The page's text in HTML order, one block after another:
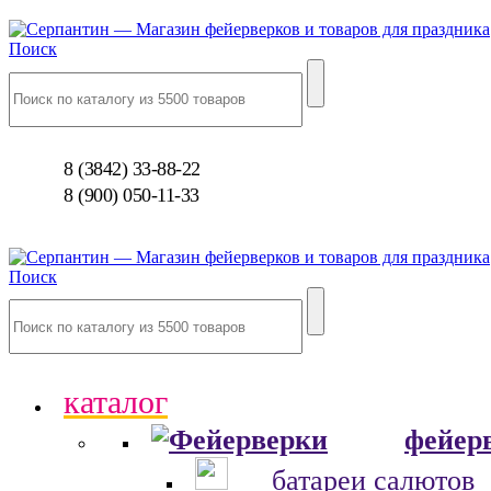
Поиск
8 (3842) 33-88-22
8 (900) 050-11-33
Поиск
каталог
батареи салютов